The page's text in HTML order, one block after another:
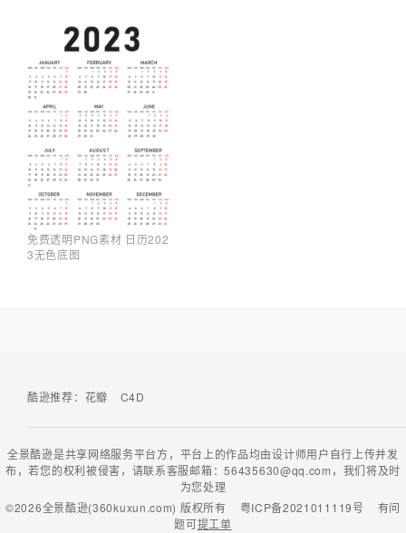
免费透明PNG素材 日历202
3无色底图
酷逊推荐： 花瓣 C4D
全景酷逊是共享网络服务平台方，平台上的作品均由设计师用户自行上传并发
布，若您的权利被侵害，请联系客服邮箱：56435630@qq.com，我们将及时
为您处理
©2026全景酷逊(360kuxun.com) 版权所有 粤ICP备2021011119号
有问
题可提工单